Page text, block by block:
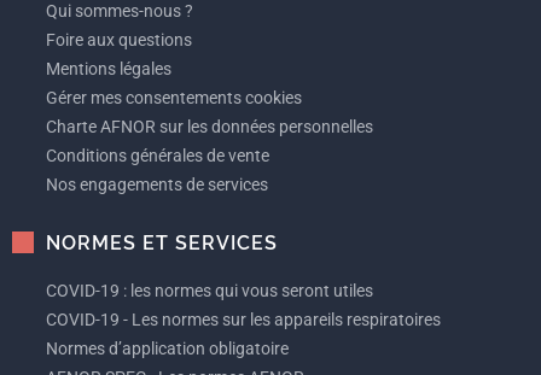
Qui sommes-nous ?
Foire aux questions
Mentions légales
Gérer mes consentements cookies
Charte AFNOR sur les données personnelles
Conditions générales de vente
Nos engagements de services
NORMES ET SERVICES
COVID-19 : les normes qui vous seront utiles
COVID-19 - Les normes sur les appareils respiratoires
Normes d’application obligatoire